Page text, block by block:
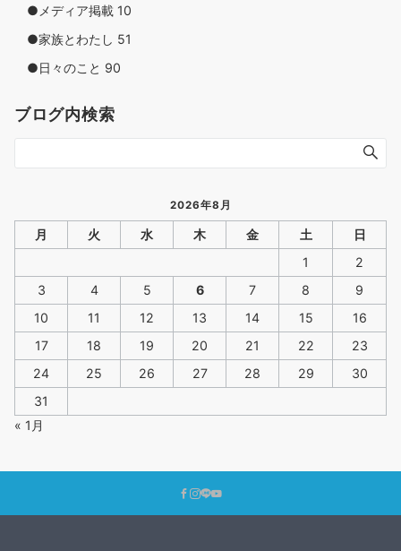
●メディア掲載 10
●家族とわたし 51
●日々のこと 90
ブログ内検索
2026年8月
月 火 水 木 金 土
日
1
2
3
4 5 6 7 8
9
10
11 12 13 14 15
16
17
18 19 20 21 22
23
24
25 26 27 28 29
30
31
« 1月